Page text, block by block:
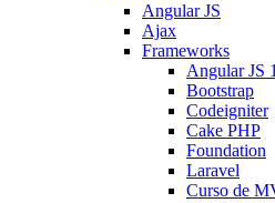
Angular JS
Ajax
Frameworks
Angular JS 1
Bootstrap
Codeigniter
Cake PHP
Foundation
Laravel
Curso de